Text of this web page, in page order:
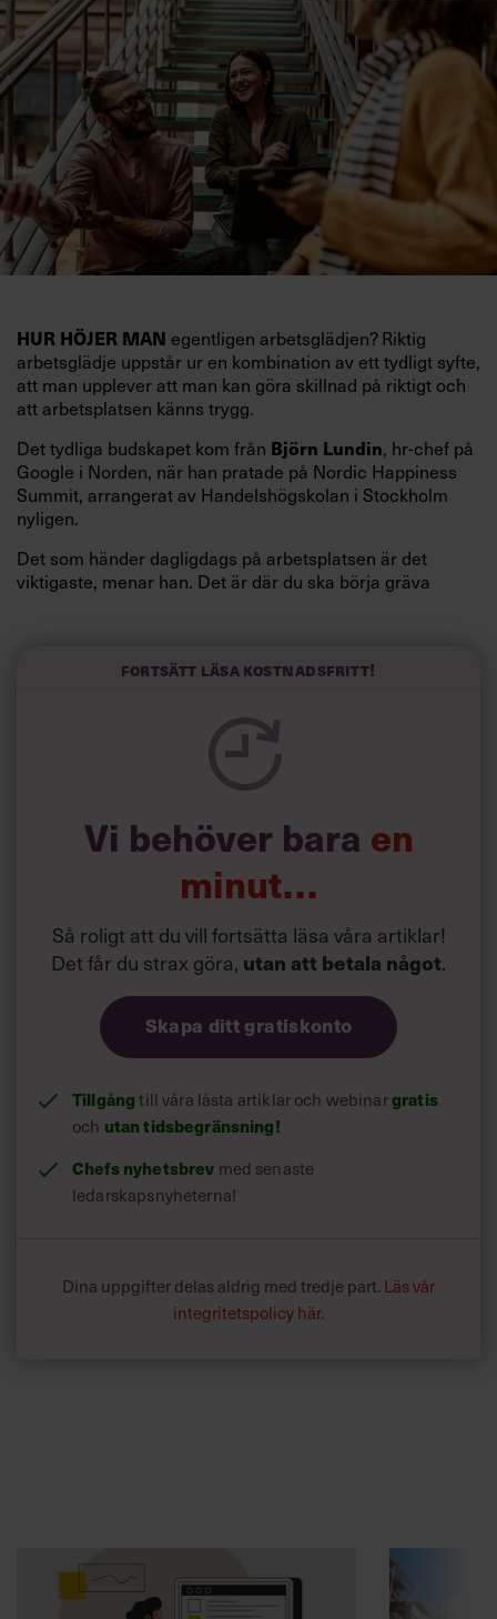
HUR HÖJER MAN egentligen arbetsglädjen? Riktig
arbetsglädje uppstår ur en kombination av ett tydligt syfte,
att man upplever att man kan göra skillnad på riktigt och
att arbetsplatsen känns trygg.
Det tydliga budskapet kom från Björn Lundin, hr-chef på
Google i Norden, när han pratade på Nordic Happiness
Summit, arrangerat av Handelshögskolan i Stockholm
nyligen.
Det som händer dagligdags på arbetsplatsen är det
viktigaste, menar han. Det är där du ska börja gräva
och höjt arbetsglädjen på Google:
Fortsätt läsa kostnadsfritt!
Vi behöver bara en
minut…
Så roligt att du vill fortsätta läsa våra artiklar!
Det får du strax göra, utan att betala något.
Skapa ditt gratiskonto
Tillgångtill våra låsta artiklar och webinargratis
och utan tidsbegränsning!
Chefs nyhetsbrev med senaste
ledarskapsnyheterna!
Dina uppgifter delas aldrig med tredje part. Läs vår
integritetspolicy här.